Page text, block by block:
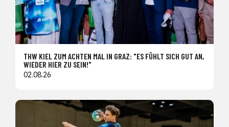
THW KIEL ZUM ACHTEN MAL IN GRAZ: "ES FÜHLT SICH GUT AN,
WIEDER HIER ZU SEIN!"
02.08.26